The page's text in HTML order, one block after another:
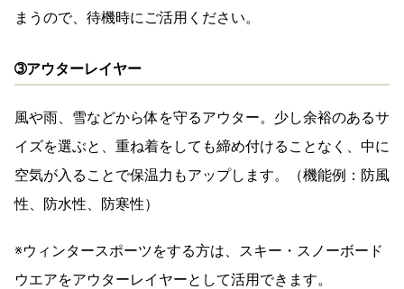
まうので、待機時にご活用ください。
➂アウターレイヤー
風や雨、雪などから体を守るアウター。少し余裕のあるサ
イズを選ぶと、重ね着をしても締め付けることなく、中に
空気が入ることで保温力もアップします。
（機能例：防風
性、防水性、防寒性）
※ウィンタースポーツをする方は、スキー・スノーボード
ウエアをアウターレイヤーとして活用できます。